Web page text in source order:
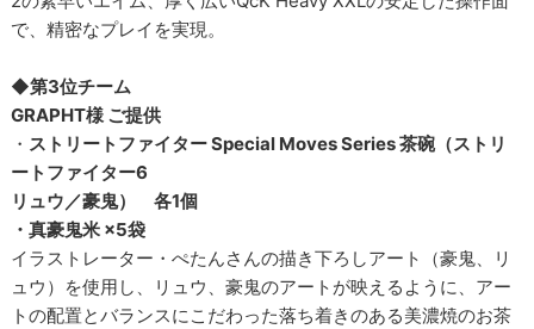
で、精密なプレイを実現。
◆第3位チーム
GRAPHT様 ご提供
・ ストリートファイター Special Moves Series 茶碗（ストリ
ートファイター6
リュウ／豪鬼） 各1個
・真豪鬼米 ×5袋
イラストレーター・ぺたんさんの描き下ろしアート（豪鬼、リ
ュウ）を使用し、リュウ、豪鬼のアートが映えるように、アー
トの配置とバランスにこだわった落ち着きのある美濃焼のお茶